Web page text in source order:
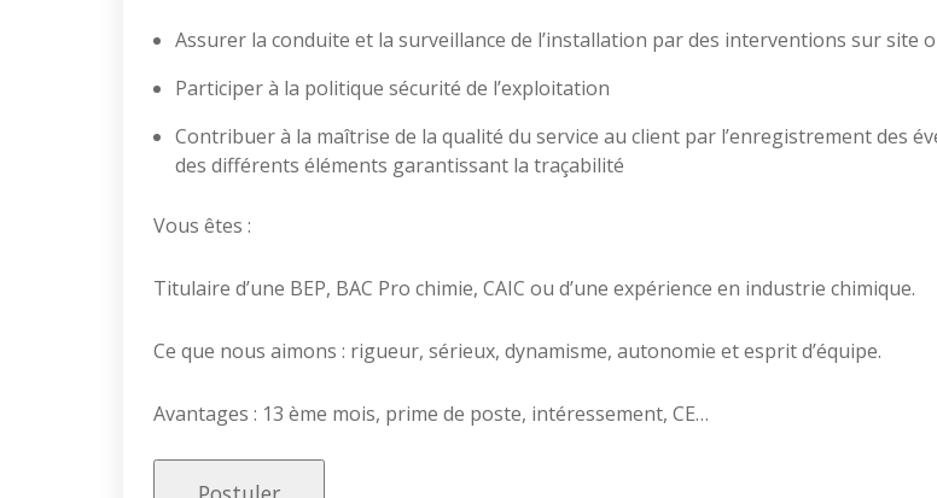
Assurer la conduite et la surveillance de l’installation par des interventions sur site
Participer à la politique sécurité de l’exploitation
Contribuer à la maîtrise de la qualité du service au client par l’enregistrement des
des différents éléments garantissant la traçabilité
Vous êtes :
Titulaire d’une BEP, BAC Pro chimie, CAIC ou d’une expérience en industrie chimique.
Ce que nous aimons : rigueur, sérieux, dynamisme, autonomie et esprit d’équipe.
Avantages : 13 ème mois, prime de poste, intéressement, CE…